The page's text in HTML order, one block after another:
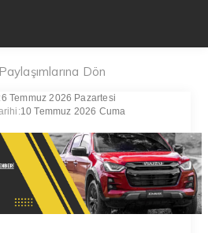
Dön
6 Temmuz 2026 Pazartesi
10 Temmuz 2026 Cuma